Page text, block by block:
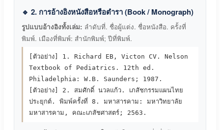
🔹 2. การอ้างอิงหนังสือหรือตำรา (Book / Monograph)
รูปแบบอ้างอิงทั้งเล่ม: ลำดับที่. ชื่อผู้แต่ง. ชื่อหนังสือ. ครั้งที่
พิมพ์. เมืองที่พิมพ์: สำนักพิมพ์; ปีที่พิมพ์.
[ตัวอย่าง] 1. Richard EB, Victon CV. Nelson
Textbook of Pediatrics. 12th ed.
Philadelphia: W.B. Saunders; 1987.
[ตัวอย่าง] 2. สมศักดิ์ นวลแก้ว. เภสัชกรรมแผนไทย
ประยุกต์. พิมพ์ครั้งที่ 8. มหาสารคาม: มหาวิทยาลัย
มหาสารคาม, คณะเภสัชศาสตร์; 2563.